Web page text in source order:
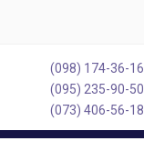
(098) 174-36-16
(095) 235-90-50
(073) 406-56-18